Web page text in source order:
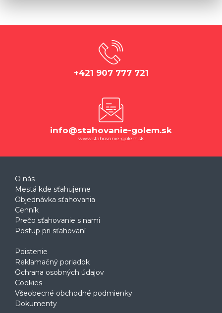
+421 907 777 721
info@stahovanie-golem.sk
www.stahovanie-golem.sk
O nás
Mestá kde sťahujeme
Objednávka sťahovania
Cenník
Prečo sťahovanie s nami
Postup pri sťahovaní
Poistenie
Reklamačný poriadok
Ochrana osobných údajov
Cookies
Všeobecné obchodné podmienky
Dokumenty